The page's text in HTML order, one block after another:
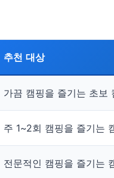
추천 대상
가끔 캠핑을 즐기는 초보
주 1~2회 캠핑을 즐기는
전문적인 캠핑을 즐기는